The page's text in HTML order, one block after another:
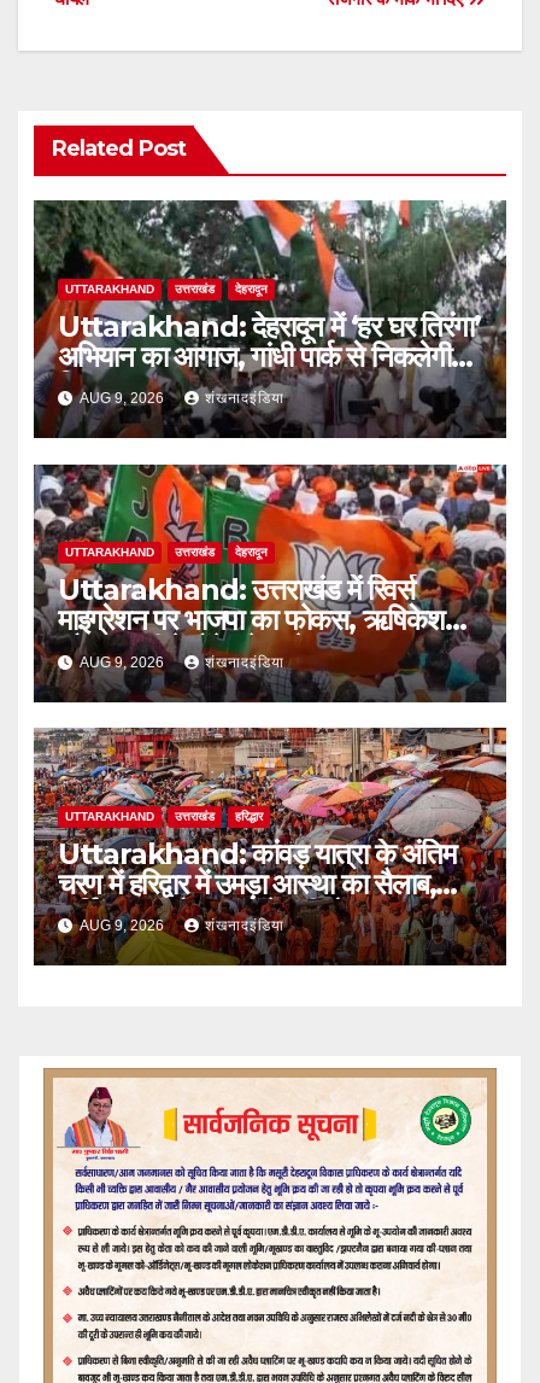
Related Post
UTTARAKHAND उत्तराखंड देहरादून
Uttarakhand: देहरादून में ‘हर घर तिरंगा’
अभियान का आगाज, गांधी पार्क से निकलेगी
तिरंगा यात्रा
AUG 9, 2026 शंखनादइंडिया
UTTARAKHAND उत्तराखंड देहरादून
Uttarakhand: उत्तराखंड में रिवर्स
माइग्रेशन पर भाजपा का फोकस, ऋषिकेश
और हल्द्वानी में होंगे बड़े सम्मेलन
AUG 9, 2026 शंखनादइंडिया
UTTARAKHAND उत्तराखंड हरिद्धार
Uttarakhand: कांवड़ यात्रा के अंतिम
चरण में हरिद्वार में उमड़ा आस्था का सैलाब,
पार्किंग फुल तो बाजारों में बढ़ी रौनक
AUG 9, 2026 शंखनादइंडिया